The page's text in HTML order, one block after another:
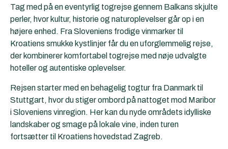
Tag med på en eventyrlig togrejse gennem Balkans skjulte
perler, hvor kultur, historie og naturoplevelser går op i en
højere enhed. Fra Sloveniens frodige vinmarker til
Kroatiens smukke kystlinjer får du en uforglemmelig rejse,
der kombinerer komfortabel togrejse med nøje udvalgte
hoteller og autentiske oplevelser.
Rejsen starter med en behagelig togtur fra Danmark til
Stuttgart, hvor du stiger ombord på nattoget mod Maribor
i Sloveniens vinregion. Her kan du nyde områdets idylliske
landskaber og smage på lokale vine, inden turen
fortsætter til Kroatiens hovedstad Zagreb.